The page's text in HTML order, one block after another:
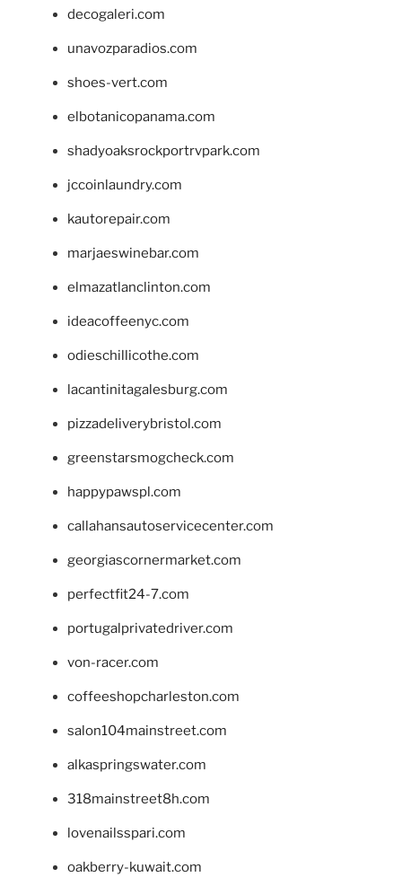
decogaleri.com
unavozparadios.com
shoes-vert.com
elbotanicopanama.com
shadyoaksrockportrvpark.com
jccoinlaundry.com
kautorepair.com
marjaeswinebar.com
elmazatlanclinton.com
ideacoffeenyc.com
odieschillicothe.com
lacantinitagalesburg.com
pizzadeliverybristol.com
greenstarsmogcheck.com
happypawspl.com
callahansautoservicecenter.com
georgiascornermarket.com
perfectfit24-7.com
portugalprivatedriver.com
von-racer.com
coffeeshopcharleston.com
salon104mainstreet.com
alkaspringswater.com
318mainstreet8h.com
lovenailsspari.com
oakberry-kuwait.com